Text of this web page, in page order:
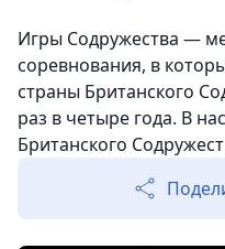
Игры Содружества —
соревнования, в
страны Британского
раз в четыре года. В
Британского